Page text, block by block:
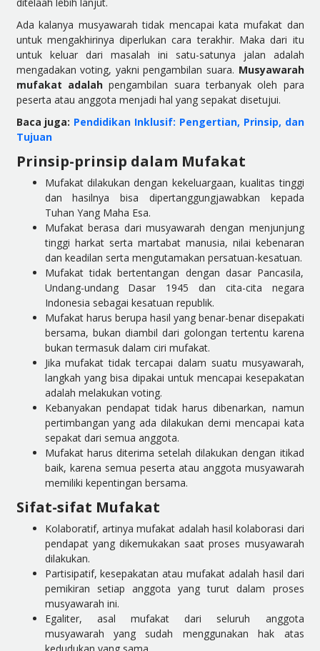
Ada kalanya musyawarah tidak mencapai kata mufakat dan
untuk mengakhirinya diperlukan cara terakhir. Maka dari itu
untuk keluar dari masalah ini satu-satunya jalan adalah
mengadakan voting, yakni pengambilan suara. Musyawarah
mufakat adalah pengambilan suara terbanyak oleh para
peserta atau anggota menjadi hal yang sepakat disetujui.
Baca juga: Pendidikan Inklusif: Pengertian, Prinsip, dan
Tujuan
Prinsip-prinsip dalam Mufakat
Mufakat dilakukan dengan kekeluargaan, kualitas tinggi
dan hasilnya bisa dipertanggungjawabkan kepada
Tuhan Yang Maha Esa.
Mufakat berasa dari musyawarah dengan menjunjung
tinggi harkat serta martabat manusia, nilai kebenaran
dan keadilan serta mengutamakan persatuan-kesatuan.
Mufakat tidak bertentangan dengan dasar Pancasila,
Undang-undang Dasar 1945 dan cita-cita negara
Indonesia sebagai kesatuan republik.
Mufakat harus berupa hasil yang benar-benar disepakati
bersama, bukan diambil dari golongan tertentu karena
bukan termasuk dalam ciri mufakat.
Jika mufakat tidak tercapai dalam suatu musyawarah,
langkah yang bisa dipakai untuk mencapai kesepakatan
adalah melakukan voting.
Kebanyakan pendapat tidak harus dibenarkan, namun
pertimbangan yang ada dilakukan demi mencapai kata
sepakat dari semua anggota.
Mufakat harus diterima setelah dilakukan dengan itikad
baik, karena semua peserta atau anggota musyawarah
memiliki kepentingan bersama.
Sifat-sifat Mufakat
Kolaboratif, artinya mufakat adalah hasil kolaborasi dari
pendapat yang dikemukakan saat proses musyawarah
dilakukan.
Partisipatif, kesepakatan atau mufakat adalah hasil dari
pemikiran setiap anggota yang turut dalam proses
musyawarah ini.
Egaliter, asal mufakat dari seluruh anggota
musyawarah yang sudah menggunakan hak atas
kedudukan yang sama.